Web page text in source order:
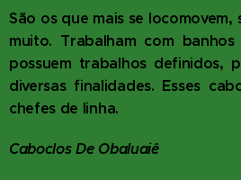
São os que mais se
muito. Trabalham com
possuem trabalhos definidos,
diversas finalidades. Esses
chefes de linha.
Caboclos De Obaluaiê